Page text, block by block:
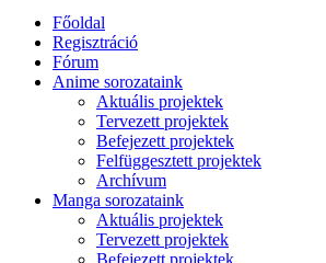
Főoldal
Regisztráció
Fórum
Anime sorozataink
Aktuális projektek
Tervezett projektek
Befejezett projektek
Felfüggesztett projektek
Archívum
Manga sorozataink
Aktuális projektek
Tervezett projektek
Befejezett projektek